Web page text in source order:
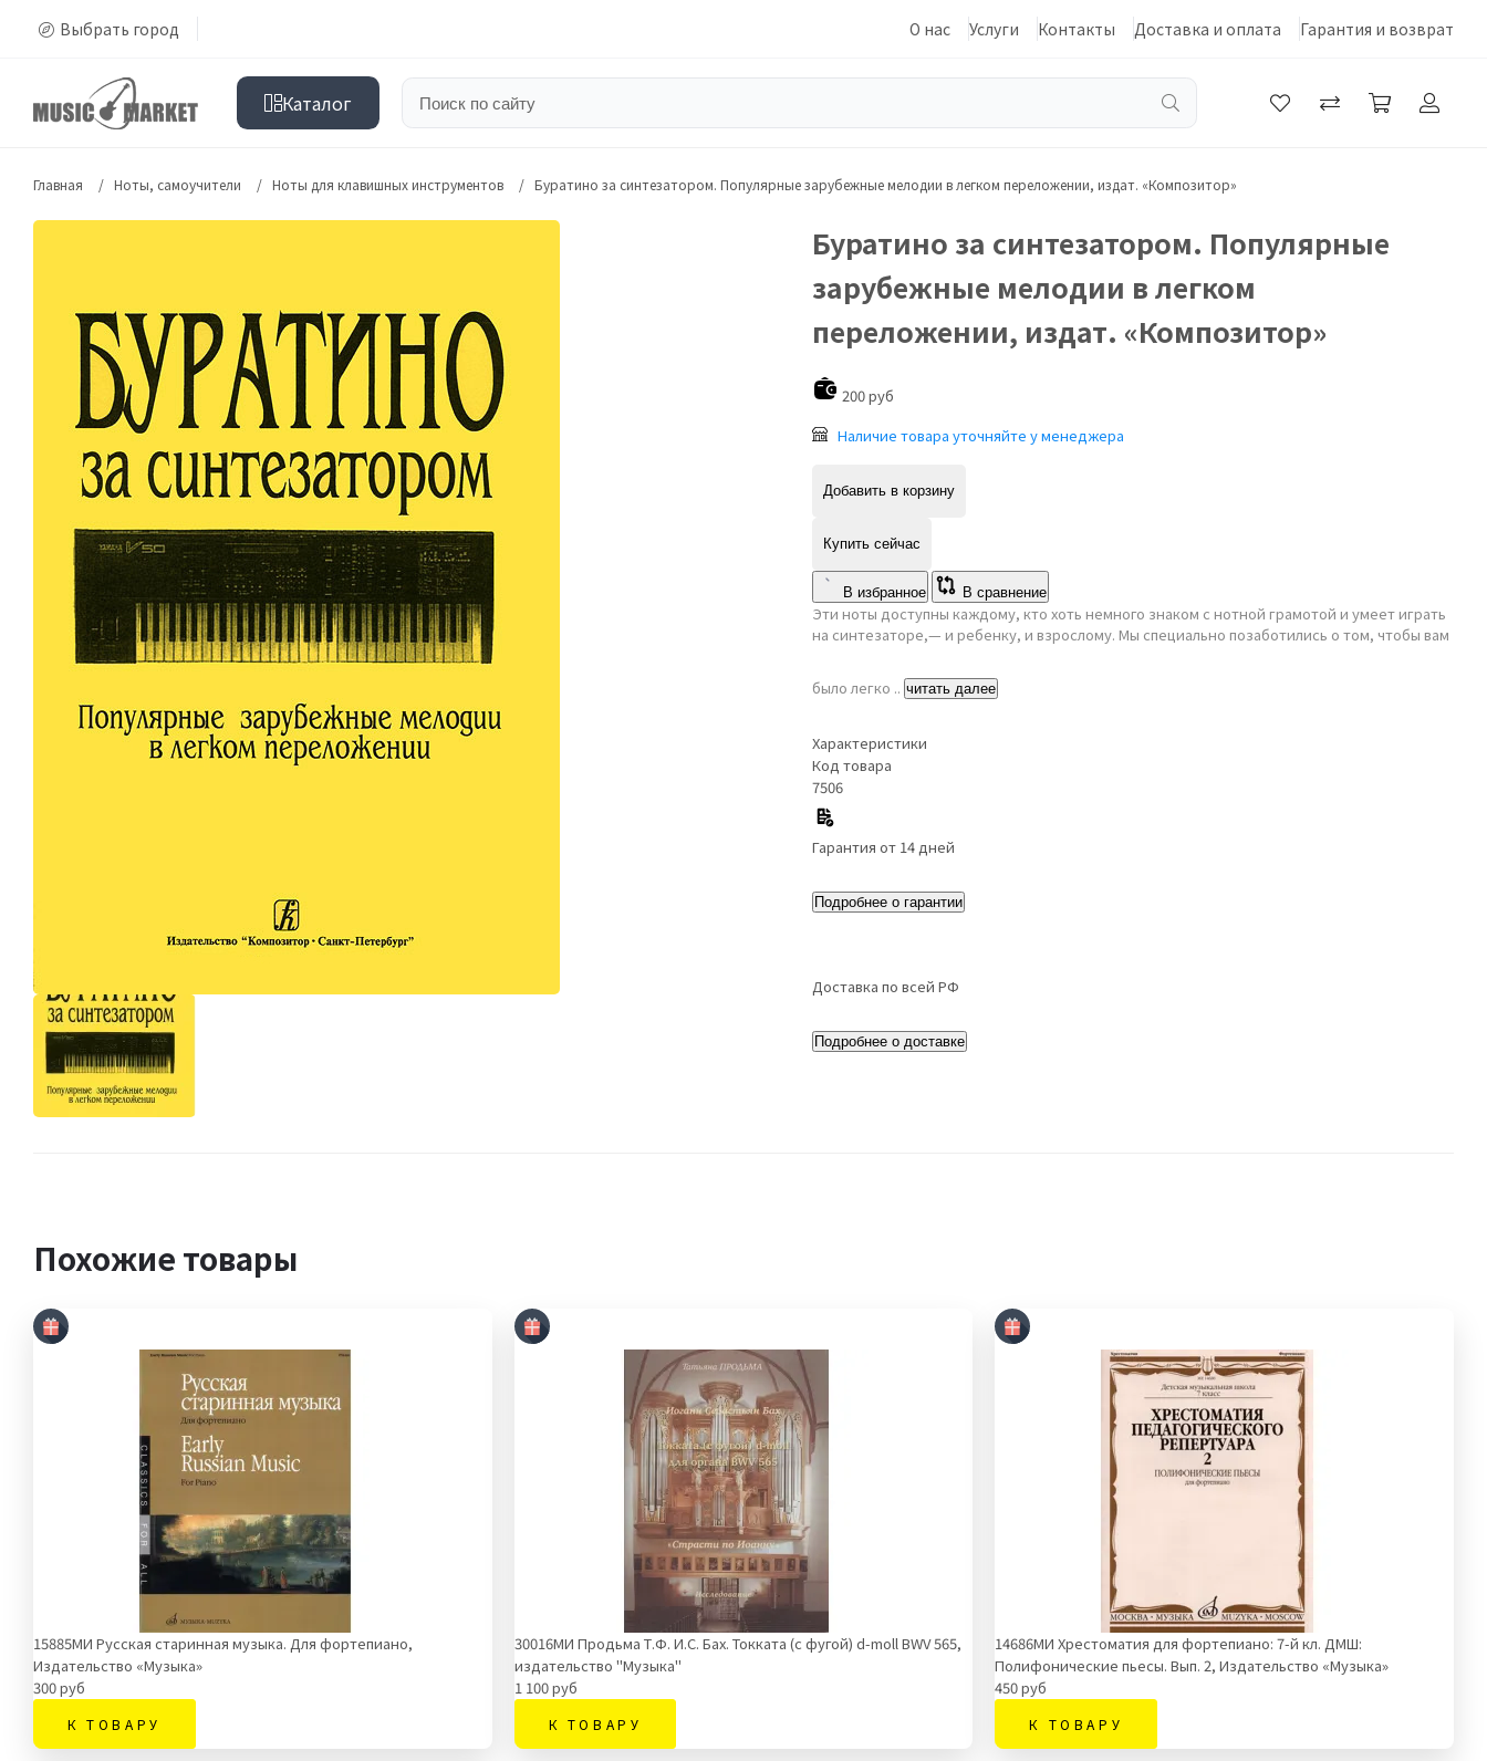
Выбрать город О нас Услуги Контакты Доставка и оплата Гарантия и возврат
Каталог
Главная Ноты, самоучители Ноты для клавишных инструментов Буратино за синтезатором. Популярные зарубежные мелодии в легком переложении, издат. «Композитор»
Буратино за синтезатором. Популярные
зарубежные мелодии в легком
переложении, издат. «Композитор»
200 руб
Наличие товара уточняйте у менеджера
Добавить в корзину
Купить сейчас
В избранное В сравнение
Эти ноты доступны каждому, кто хоть немного знаком с нотной грамотой и умеет играть
на синтезаторе,— и ребенку, и взрослому. Мы специально позаботились о том, чтобы вам
было легко .. читать далее
Характеристики
Код товара
7506
Гарантия от 14 дней
Подробнее о гарантии
Доставка по всей РФ
Подробнее о доставке
Похожие товары
15885МИ Русская старинная музыка. Для фортепиано,
Издательство «Музыка»
300 руб
К ТОВАРУ
30016МИ Продьма Т.Ф. И.С. Бах. Токката (с фугой) d-moll BWV 565,
издательство "Музыка"
1 100 руб
К ТОВАРУ
14686МИ Хрестоматия для фортепиано: 7-й кл. ДМШ:
Полифонические пьесы. Вып. 2, Издательство «Музыка»
450 руб
К ТОВАРУ